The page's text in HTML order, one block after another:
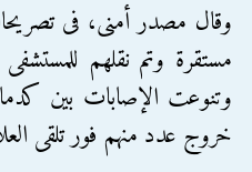
وقال مصدر أمنى، فى
مستقرة وتم نقلهم
وتنوعت الإصابات بين
خروج عدد منهم فور تلقى